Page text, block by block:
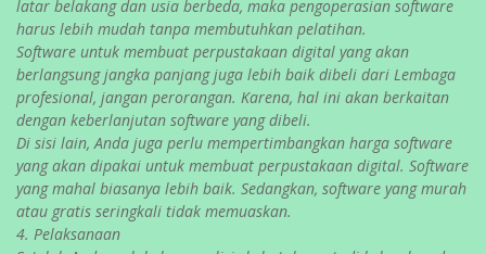
latar belakang dan usia berbeda, maka pengoperasian software
harus lebih mudah tanpa membutuhkan pelatihan.
Software untuk membuat perpustakaan digital yang akan
berlangsung jangka panjang juga lebih baik dibeli dari Lembaga
profesional, jangan perorangan. Karena, hal ini akan berkaitan
dengan keberlanjutan software yang dibeli.
Di sisi lain, Anda juga perlu mempertimbangkan harga software
yang akan dipakai untuk membuat perpustakaan digital. Software
yang mahal biasanya lebih baik. Sedangkan, software yang murah
atau gratis seringkali tidak memuaskan.
4. Pelaksanaan